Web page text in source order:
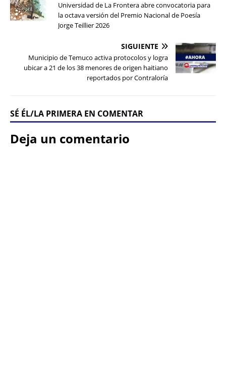
Universidad de La Frontera abre convocatoria para
la octava versión del Premio Nacional de Poesía
Jorge Teillier 2026
SIGUIENTE
Municipio de Temuco activa protocolos y logra
ubicar a 21 de los 38 menores de origen haitiano
reportados por Contraloría
SÉ ÉL/LA PRIMERA EN COMENTAR
Deja un comentario